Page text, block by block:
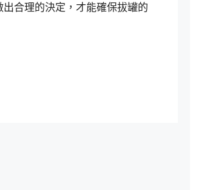
合理的決定，才能確保拔罐的